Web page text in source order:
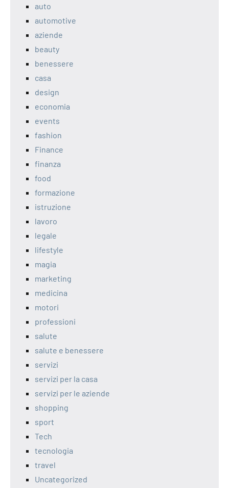
auto
automotive
aziende
beauty
benessere
casa
design
economia
events
fashion
Finance
finanza
food
formazione
istruzione
lavoro
legale
lifestyle
magia
marketing
medicina
motori
professioni
salute
salute e benessere
servizi
servizi per la casa
servizi per le aziende
shopping
sport
Tech
tecnologia
travel
Uncategorized